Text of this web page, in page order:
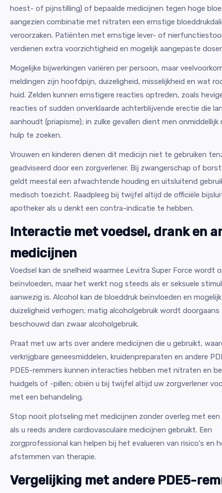
hoest- of pijnstilling) of bepaalde medicijnen tegen hoge
aangezien combinatie met nitraten een ernstige
veroorzaken. Patiënten met ernstige lever- of
verdienen extra voorzichtigheid en mogelijk aangepaste
Mogelijke bijwerkingen variëren per persoon, maar
meldingen zijn hoofdpijn, duizeligheid, misselijkheid en wat
huid. Zelden kunnen ernstigere reacties optreden, zoals
reacties of sudden onverklaarde achterblijvende erectie die
aanhoudt (priapisme); in zulke gevallen dient men onmiddellijk
hulp te zoeken.
Vrouwen en kinderen dienen dit medicijn niet te gebruiken
geadviseerd door een zorgverlener. Bij zwangerschap of
geldt meestal een afwachtende houding en uitsluitend
medisch toezicht. Raadpleeg bij twijfel altijd de officiële
apotheker als u denkt een contra-indicatie te hebben.
Interactie met voedsel, drank en
medicijnen
Voedsel kan de snelheid waarmee Levitra Super Force wordt
beïnvloeden, maar het werkt nog steeds als er seksuele
aanwezig is. Alcohol kan de bloeddruk beïnvloeden en
duizeligheid verhogen; matig alcoholgebruik wordt doorgaans
beschouwd dan zwaar alcoholgebruik.
Praat met uw arts over andere medicijnen die u gebruikt,
verkrijgbare geneesmiddelen, kruidenpreparaten en andere
PDE5-remmers kunnen interacties hebben met nitraten en
huidgels of -pillen; obiën u bij twijfel altijd uw zorgverlener
met een behandeling.
Stop nooit plotseling met medicijnen zonder overleg met
als u reeds andere cardiovasculaire medicijnen gebruikt. Een
zorgprofessional kan helpen bij het evalueren van risico's en
afstemmen van therapie.
Vergelijking met andere PDE5-